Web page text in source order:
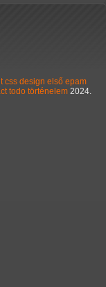
css design első epam
todo történelem 2024.